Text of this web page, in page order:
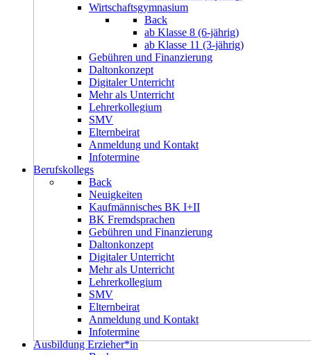
Wirtschaftsgymnasium
Back
ab Klasse 8 (6-jährig)
ab Klasse 11 (3-jährig)
Gebühren und Finanzierung
Daltonkonzept
Digitaler Unterricht
Mehr als Unterricht
Lehrerkollegium
SMV
Elternbeirat
Anmeldung und Kontakt
Infotermine
Berufskollegs
Back
Neuigkeiten
Kaufmännisches BK I+II
BK Fremdsprachen
Gebühren und Finanzierung
Daltonkonzept
Digitaler Unterricht
Mehr als Unterricht
Lehrerkollegium
SMV
Elternbeirat
Anmeldung und Kontakt
Infotermine
Ausbildung Erzieher*in